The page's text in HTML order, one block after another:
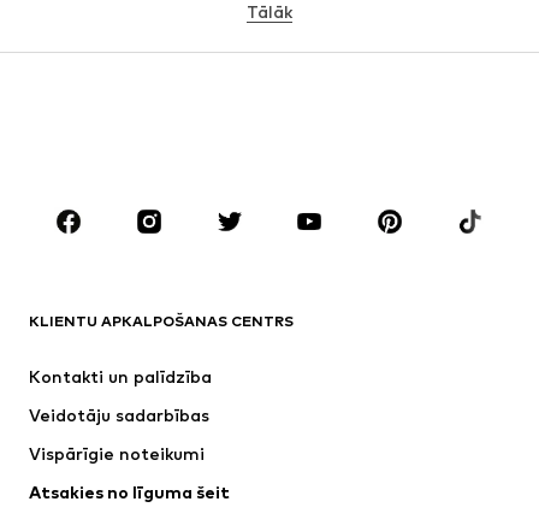
Apakšveļa
Svārki
Blūzes un tunikas
Aksesuāri
Premium
Jaunumi
Šobrīd populāri
Apakšveļa
Mēteļi
Tālāk
KLIENTU APKALPOŠANAS CENTRS
Kontakti un palīdzība
Veidotāju sadarbības
Vispārīgie noteikumi
Atsakies no līguma šeit